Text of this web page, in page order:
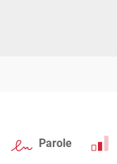
Parole